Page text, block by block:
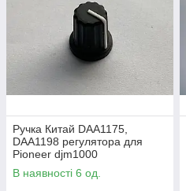
Ручка Китай DAA1175,
DAA1198 регулятора для
Pioneer djm1000
В наявності 6 од.